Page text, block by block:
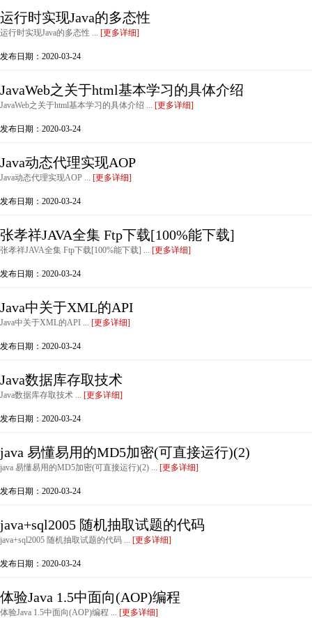
运行时实现Java的多态性
运行时实现Java的多态性 ... [更多详细]
发布日期：2020-03-24
JavaWeb之关于html基本学习的具体介绍
JavaWeb之关于html基本学习的具体介绍 ... [更多详细]
发布日期：2020-03-24
Java动态代理实现AOP
Java动态代理实现AOP ... [更多详细]
发布日期：2020-03-24
张孝祥JAVA全集 Ftp下载[100%能下载]
张孝祥JAVA全集 Ftp下载[100%能下载] ... [更多详细]
发布日期：2020-03-24
Java中关于XML的API
Java中关于XML的API ... [更多详细]
发布日期：2020-03-24
Java数据库存取技术
Java数据库存取技术 ... [更多详细]
发布日期：2020-03-24
java 易懂易用的MD5加密(可直接运行)(2)
java 易懂易用的MD5加密(可直接运行)(2) ... [更多详细]
发布日期：2020-03-24
java+sql2005 随机抽取试题的代码
java+sql2005 随机抽取试题的代码 ... [更多详细]
发布日期：2020-03-24
体验Java 1.5中面向(AOP)编程
体验Java 1.5中面向(AOP)编程 ... [更多详细]